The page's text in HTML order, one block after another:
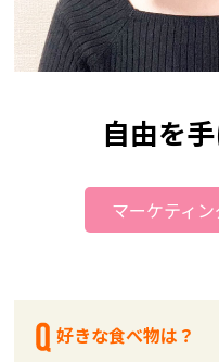
自由を
マーケティ
好きな食べ物は？